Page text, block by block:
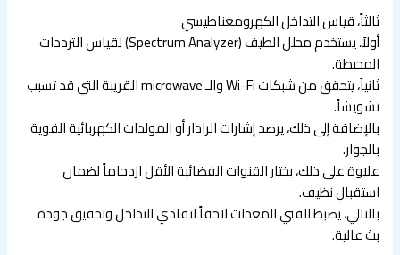
ثالثاً، قياس التداخل الكهرومغناطيسي
أولاً، يستخدم محلل الطيف (Spectrum Analyzer) لقياس الترددات
المحيطة.
ثانياً، يتحقق من شبكات Wi-Fi والـ microwave القريبة التي قد تسبب
تشويشاً.
بالإضافة إلى ذلك، يرصد إشارات الرادار أو المولدات الكهربائية القوية
بالجوار.
علاوة على ذلك، يختار القنوات الفضائية الأقل ازدحاماً لضمان
استقبال نظيف.
بالتالي، يضبط الفني المعدات لاحقاً لتفادي التداخل وتحقيق جودة
بث عالية.